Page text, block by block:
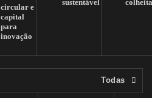
circular e
capital
para
inovação
sustentável
Todas